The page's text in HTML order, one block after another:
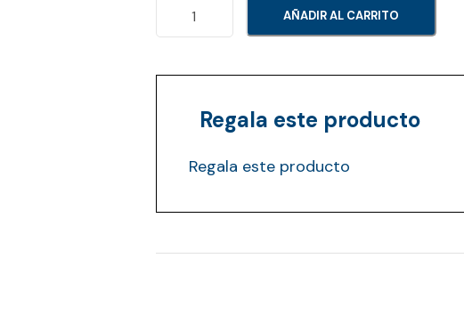
l
N
AÑADIR AL CARRITO
Regala este producto
Regala este producto